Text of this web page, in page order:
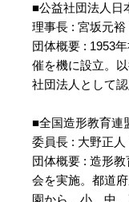
■公益社団法人日
理事長 : 宮坂元
団体概要 : 1953
催を機に設立。
社団法人として
■全国造形教育連
委員長 : 大野正
団体概要 : 造形
会を実施。都道
園から、小、中